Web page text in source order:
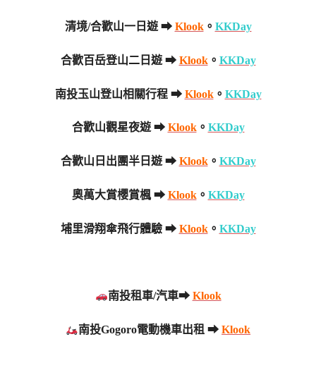
清境/合歡山一日遊 ➡ Klook。 KKDay
合歡百岳登山二日遊 ➡ Klook。 KKDay
南投玉山登山相關行程 ➡ Klook。 KKDay
合歡山觀星夜遊 ➡ Klook。 KKDay
合歡山日出團半日遊 ➡ Klook。 KKDay
奧萬大賞櫻賞楓 ➡ Klook。 KKDay
埔里滑翔傘飛行體驗 ➡ Klook。 KKDay
南投租車/汽車➡ Klook
南投Gogoro電動機車出租 ➡Klook